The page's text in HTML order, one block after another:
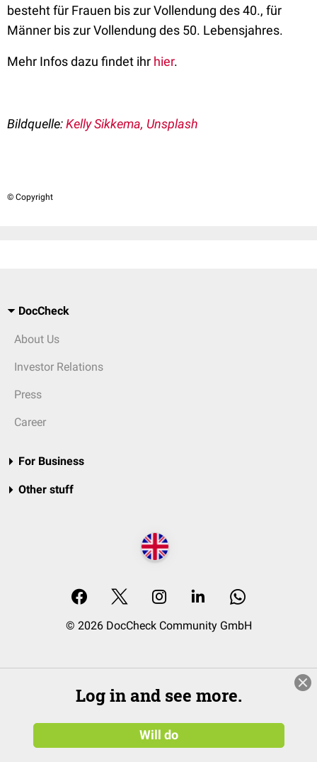
besteht für Frauen bis zur Vollendung des 40., für
Männer bis zur Vollendung des 50. Lebensjahres.
Mehr Infos dazu findet ihr hier.
Bildquelle:Kelly Sikkema, Unsplash
© Copyright
DocCheck
About Us
Investor Relations
Press
Career
For Business
Other stuff
© 2026 DocCheck Community GmbH
Log in and see more.
Will do